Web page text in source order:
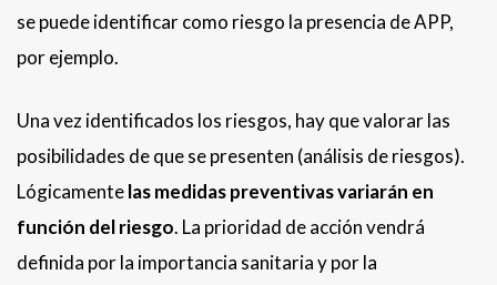
se puede identificar como riesgo la presencia de APP,
por ejemplo.
Una vez identificados los riesgos, hay que valorar las
posibilidades de que se presenten (análisis de riesgos).
Lógicamentelas medidas preventivas variarán en
función del riesgo. La prioridad de acción vendrá
definida por la importancia sanitaria y por la